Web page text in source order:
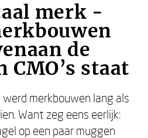
merk -
de
CMO’s staat
merkbouwen lang als
Want zeg eens eerlijk:
op een paar muggen